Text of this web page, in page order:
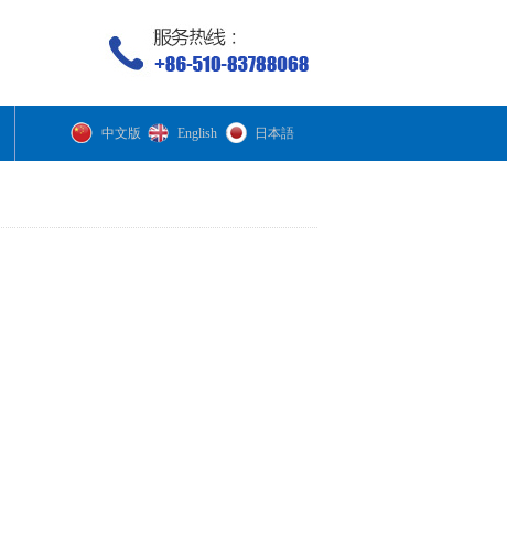
中文版 English 日本語